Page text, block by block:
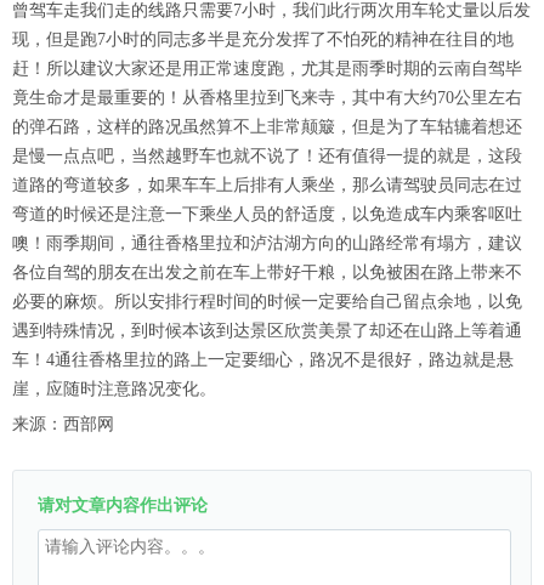
曾驾车走我们走的线路只需要7小时，我们此行两次用车轮丈量以后发
现，但是跑7小时的同志多半是充分发挥了不怕死的精神在往目的地
赶！所以建议大家还是用正常速度跑，尤其是雨季时期的云南自驾毕
竟生命才是最重要的！从香格里拉到飞来寺，其中有大约70公里左右
的弹石路，这样的路况虽然算不上非常颠簸，但是为了车轱辘着想还
是慢一点点吧，当然越野车也就不说了！还有值得一提的就是，这段
道路的弯道较多，如果车车上后排有人乘坐，那么请驾驶员同志在过
弯道的时候还是注意一下乘坐人员的舒适度，以免造成车内乘客呕吐
噢！雨季期间，通往香格里拉和泸沽湖方向的山路经常有塌方，建议
各位自驾的朋友在出发之前在车上带好干粮，以免被困在路上带来不
必要的麻烦。所以安排行程时间的时候一定要给自己留点余地，以免
遇到特殊情况，到时候本该到达景区欣赏美景了却还在山路上等着通
车！4通往香格里拉的路上一定要细心，路况不是很好，路边就是悬
崖，应随时注意路况变化。
来源：西部网
请对文章内容作出评论